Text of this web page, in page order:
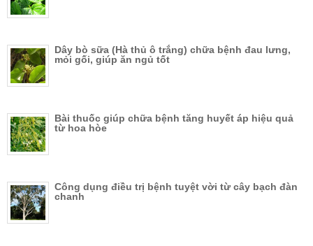
Dây bò sữa (Hà thủ ô trắng) chữa bệnh đau lưng,
mỏi gối, giúp ăn ngủ tốt
Bài thuốc giúp chữa bệnh tăng huyết áp hiệu quả
từ hoa hòe
Công dụng điều trị bệnh tuyệt vời từ cây bạch đàn
chanh